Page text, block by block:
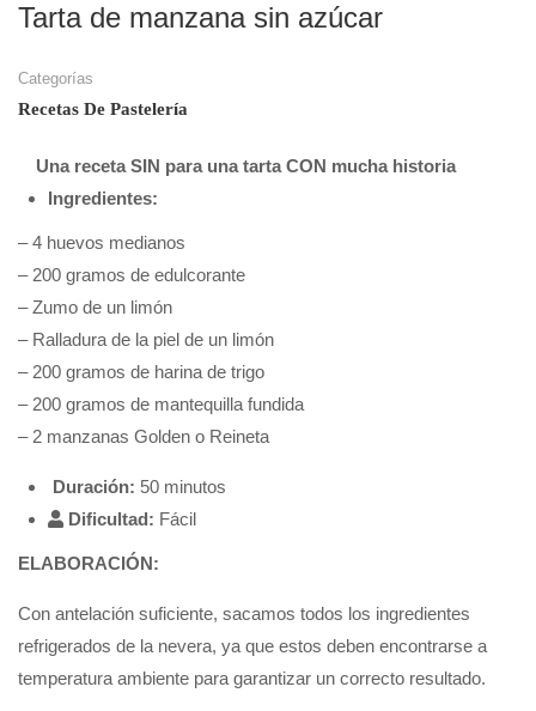
Tarta de manzana sin azúcar
Categorías
Recetas De Pastelería
Una receta SIN para una tarta CON mucha historia
Ingredientes:
– 4 huevos medianos
– 200 gramos de edulcorante
– Zumo de un limón
– Ralladura de la piel de un limón
– 200 gramos de harina de trigo
– 200 gramos de mantequilla fundida
– 2 manzanas Golden o Reineta
Duración: 50 minutos
Dificultad: Fácil
ELABORACIÓN:
Con antelación suficiente, sacamos todos los ingredientes
refrigerados de la nevera, ya que estos deben encontrarse a
temperatura ambiente para garantizar un correcto resultado.